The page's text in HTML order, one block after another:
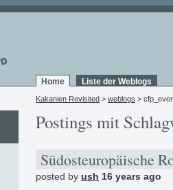
Home Liste der Weblogs
Kakanien Revisited > weblogs >
Postings mit
Südosteuropäische
posted by ush 16 years ago